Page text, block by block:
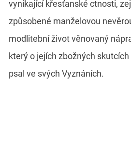
vynikající křesťanské ctnosti,
způsobené manželovou
modlitební život věnovaný
který o jejích zbožných
psal ve svých Vyznáních.